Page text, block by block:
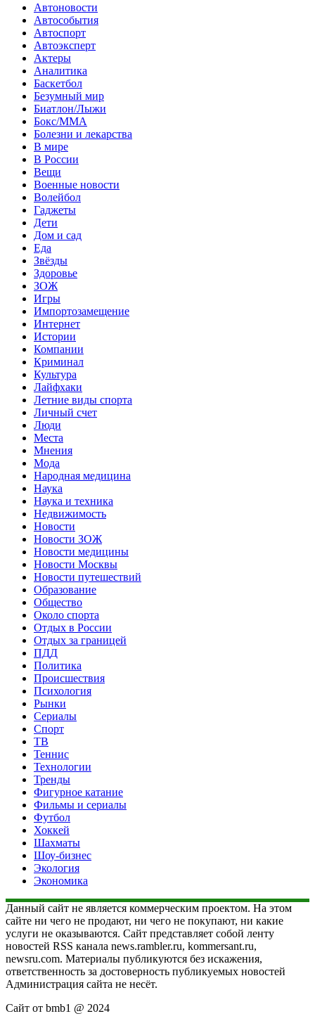
Автоновости
Автособытия
Автоспорт
Автоэксперт
Актеры
Аналитика
Баскетбол
Безумный мир
Биатлон/Лыжи
Бокс/MMA
Болезни и лекарства
В мире
В России
Вещи
Военные новости
Волейбол
Гаджеты
Дети
Дом и сад
Еда
Звёзды
Здоровье
ЗОЖ
Игры
Импортозамещение
Интернет
Истории
Компании
Криминал
Культура
Лайфхаки
Летние виды спорта
Личный счет
Люди
Места
Мнения
Мода
Народная медицина
Наука
Наука и техника
Недвижимость
Новости
Новости ЗОЖ
Новости медицины
Новости Москвы
Новости путешествий
Образование
Общество
Около спорта
Отдых в России
Отдых за границей
ПДД
Политика
Происшествия
Психология
Рынки
Сериалы
Спорт
ТВ
Теннис
Технологии
Тренды
Фигурное катание
Фильмы и сериалы
Футбол
Хоккей
Шахматы
Шоу-бизнес
Экология
Экономика
Данный сайт не является коммерческим проектом. На этом
сайте ни чего не продают, ни чего не покупают, ни какие
услуги не оказываются. Сайт представляет собой ленту
новостей RSS канала news.rambler.ru, kommersant.ru,
newsru.com. Материалы публикуются без искажения,
ответственность за достоверность публикуемых новостей
Администрация сайта не несёт.
Сайт от bmb1 @ 2024